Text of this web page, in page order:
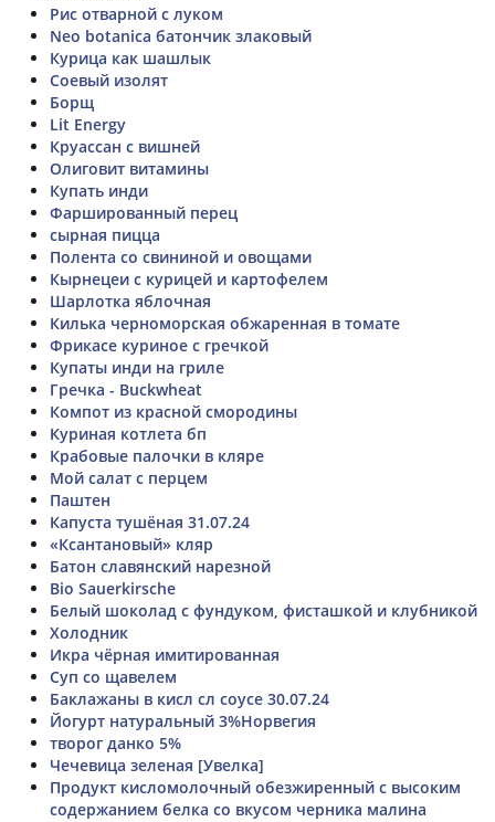
Рис отварной с луком
Neo botanica батончик злаковый
Курица как шашлык
Соевый изолят
Борщ
Lit Energy
Круассан с вишней
Олиговит витамины
Купать инди
Фаршированный перец
сырная пицца
Полента со свининой и овощами
Кырнецеи с курицей и картофелем
Шарлотка яблочная
Килька черноморская обжаренная в томате
Фрикасе куриное с гречкой
Купаты инди на гриле
Гречка - Buckwheat
Компот из красной смородины
Куриная котлета бп
Крабовые палочки в кляре
Мой салат с перцем
Паштен
Капуста тушёная 31.07.24
«Ксантановый» кляр
Батон славянский нарезной
Bio Sauerkirsche
Белый шоколад с фундуком, фисташкой и клубникой
Холодник
Икра чёрная имитированная
Суп со щавелем
Баклажаны в кисл сл соусе 30.07.24
Йогурт натуральный 3%Норвегия
творог данко 5%
Чечевица зеленая [Увелка]
Продукт кисломолочный обезжиренный с высоким
содержанием белка со вкусом черника малина